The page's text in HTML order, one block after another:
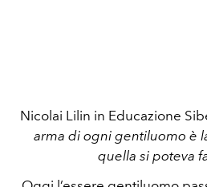
Nicolai Lilin in Educazione
arma di ogni gentiluomo è
quella si poteva